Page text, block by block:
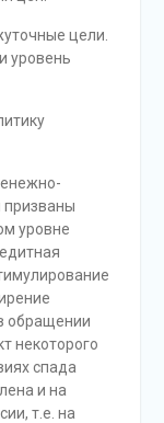
цели.
уровень
призваны
уровне
обращении
некоторого
спада
и на
т.е. на